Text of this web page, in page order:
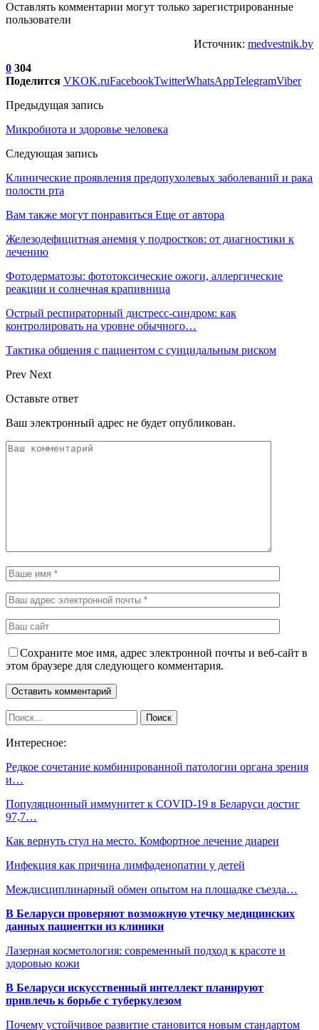
Оставлять комментарии могут только зарегистрированные
пользователи
Источник: medvestnik.by
0 304
Поделится VKOK.ruFacebookTwitterWhatsAppTelegramViber
Предыдущая запись
Микробиота и здоровье человека
Следующая запись
Клинические проявления предопухолевых заболеваний и рака
полости рта
Вам также могут понравиться Еще от автора
Железодефицитная анемия у подростков: от диагностики к
лечению
Фотодерматозы: фототоксические ожоги, аллергические
реакции и солнечная крапивница
Острый респираторный дистресс-синдром: как
контролировать на уровне обычного…
Тактика общения с пациентом с суицидальным риском
Prev Next
Оставьте ответ
Ваш электронный адрес не будет опубликован.
Сохраните мое имя, адрес электронной почты и веб-сайт в
этом браузере для следующего комментария.
Интересное:
Редкое сочетание комбинированной патологии органа зрения
и…
Популяционный иммунитет к COVID-19 в Беларуси достиг
97,7…
Как вернуть стул на место. Комфортное лечение диареи
Инфекция как причина лимфаденопатии у детей
Междисциплинарный обмен опытом на площадке съезда…
В Беларуси проверяют возможную утечку медицинских
данных пациентки из клиники
Лазерная косметология: современный подход к красоте и
здоровью кожи
В Беларуси искусственный интеллект планируют
привлечь к борьбе с туберкулезом
Почему устойчивое развитие становится новым стандартом